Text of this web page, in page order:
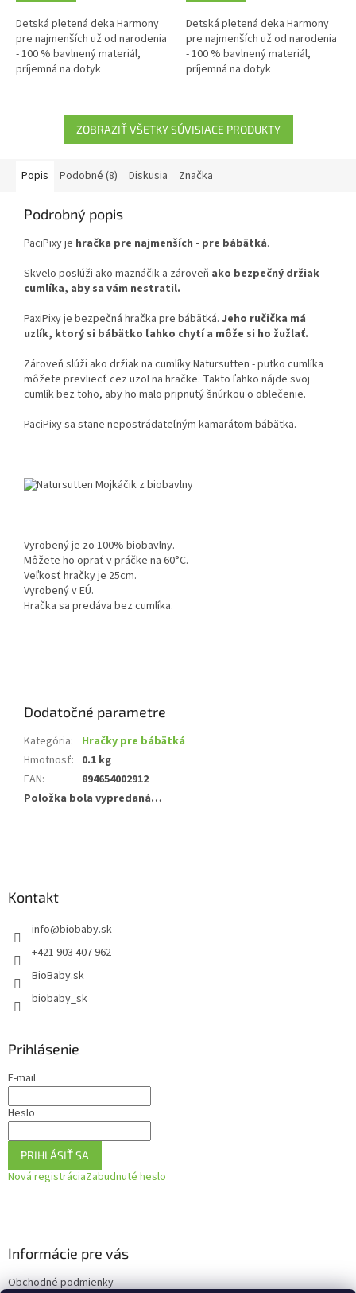
Detská pletená deka Harmony
pre najmenších už od narodenia
- 100 % bavlnený materiál,
príjemná na dotyk
Detská pletená deka Harmony
pre najmenších už od narodenia
- 100 % bavlnený materiál,
príjemná na dotyk
ZOBRAZIŤ VŠETKY SÚVISIACE PRODUKTY
Popis Podobné (8) Diskusia Značka
Podrobný popis
PaciPixy je hračka pre najmenších - pre bábätká.
Skvelo poslúži ako maznáčik a zároveň ako bezpečný držiak
cumlíka, aby sa vám nestratil.
PaxiPixy je bezpečná hračka pre bábätká. Jeho ručička má
uzlík, ktorý si bábätko ľahko chytí a môže si ho žužlať.
Zároveň slúži ako držiak na cumlíky Natursutten - putko cumlíka
môžete prevliecť cez uzol na hračke. Takto ľahko nájde svoj
cumlík bez toho, aby ho malo pripnutý šnúrkou o oblečenie.
PaciPixy sa stane nepostrádateľným kamarátom bábätka.
Vyrobený je zo 100% biobavlny.
Môžete ho oprať v práčke na 60°C.
Veľkosť hračky je 25cm.
Vyrobený v EÚ.
Hračka sa predáva bez cumlíka.
Dodatočné parametre
Kategória:
Hračky pre bábätká
Hmotnosť: 0.1 kg
EAN:
894654002912
Položka bola vypredaná…
Kontakt
info@biobaby.sk
+421 903 407 962
BioBaby.sk
biobaby_sk
Prihlásenie
E-mail
Heslo
PRIHLÁSIŤ SA
Nová registráciaZabudnuté heslo
Informácie pre vás
Obchodné podmienky